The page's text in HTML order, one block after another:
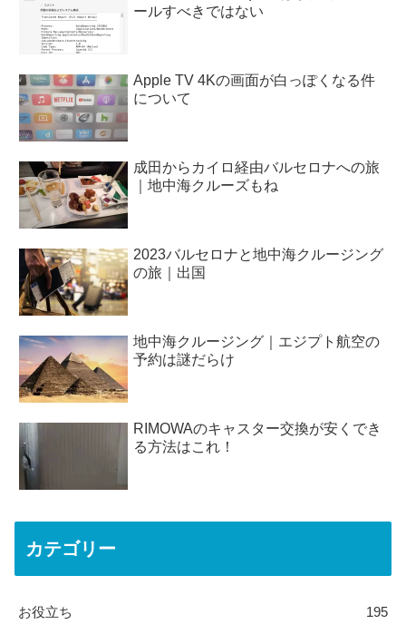
ールすべきではない
Apple TV 4Kの画面が白っぽくなる件
について
成田からカイロ経由バルセロナへの旅
｜地中海クルーズもね
2023バルセロナと地中海クルージング
の旅｜出国
地中海クルージング｜エジプト航空の
予約は謎だらけ
RIMOWAのキャスター交換が安くでき
る方法はこれ！
カテゴリー
お役立ち 195